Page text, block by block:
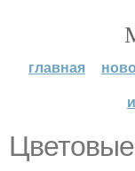
главная